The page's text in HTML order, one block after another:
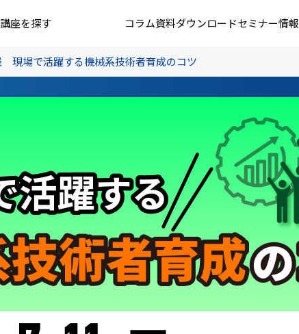
講座を探す コラム資料ダウンロードセミナー情報
現場で活躍する機械系技術者育成のコツ